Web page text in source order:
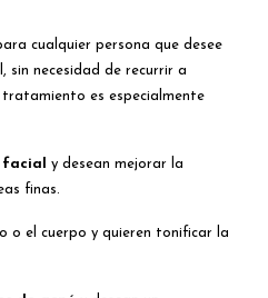
cualquier persona que desee
sin necesidad de recurrir a
es especialmente
y desean mejorar la
finas.
o el cuerpo y quieren tonificar la